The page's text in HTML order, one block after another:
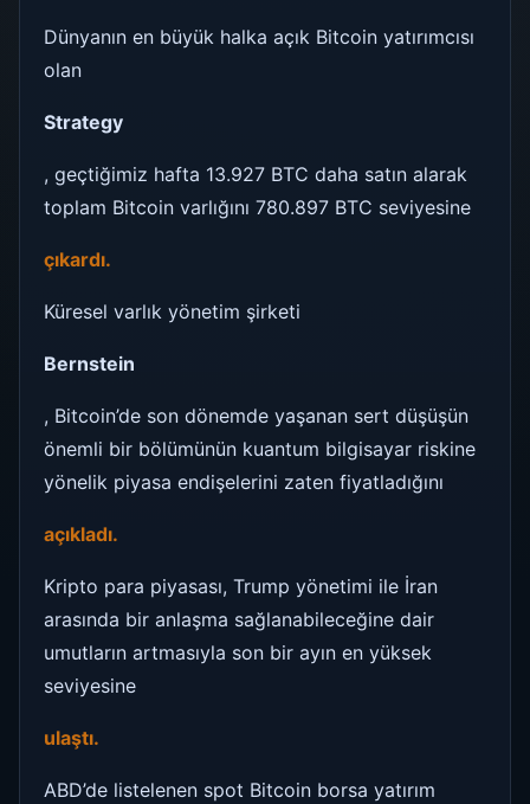
Dünyanın en büyük halka açık Bitcoin yatırımcısı
olan
Strategy
, geçtiğimiz hafta 13.927 BTC daha satın alarak
toplam Bitcoin varlığını 780.897 BTC seviyesine
çıkardı.
Küresel varlık yönetim şirketi
Bernstein
, Bitcoin’de son dönemde yaşanan sert düşüşün
önemli bir bölümünün kuantum bilgisayar riskine
yönelik piyasa endişelerini zaten fiyatladığını
açıkladı.
Kripto para piyasası, Trump yönetimi ile İran
arasında bir anlaşma sağlanabileceğine dair
umutların artmasıyla son bir ayın en yüksek
seviyesine
ulaştı.
ABD’de listelenen spot Bitcoin borsa yatırım